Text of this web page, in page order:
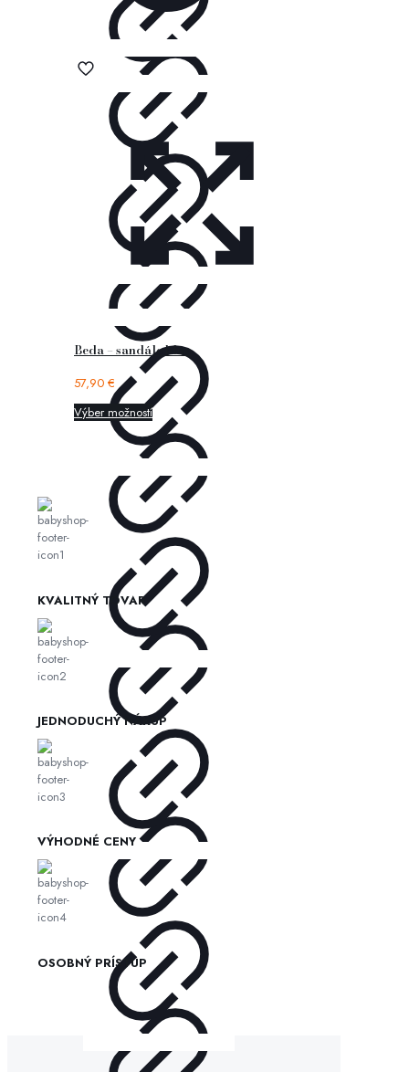
Beda – sandále blue
57,90 €
Výber možností
KVALITNÝ TOVAR
JEDNODUCHÝ NÁKUP
VÝHODNÉ CENY
OSOBNÝ PRÍSTUP